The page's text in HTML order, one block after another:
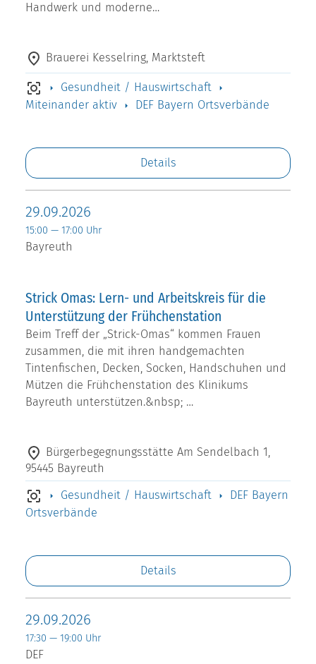
Handwerk und moderne…
Brauerei Kesselring, Marktsteft
Gesundheit / Hauswirtschaft
Miteinander aktiv
DEF Bayern Ortsverbände
Details
29.09.2026
15:00 — 17:00 Uhr
Bayreuth
Strick Omas: Lern- und Arbeitskreis für die
Unterstützung der Frühchenstation
Beim Treff der „Strick-Omas“ kommen Frauen
zusammen, die mit ihren handgemachten
Tintenfischen, Decken, Socken, Handschuhen und
Mützen die Frühchenstation des Klinikums
Bayreuth unterstützen.&nbsp; …
Bürgerbegegnungsstätte Am Sendelbach 1,
95445 Bayreuth
Gesundheit / Hauswirtschaft
DEF Bayern
Ortsverbände
Details
29.09.2026
17:30 — 19:00 Uhr
DEF